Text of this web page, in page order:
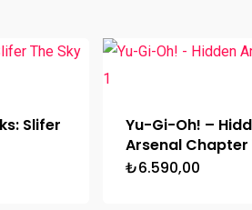
Slifer
Yu-Gi-Oh! –
Arsenal Chapter
₺6.590,00